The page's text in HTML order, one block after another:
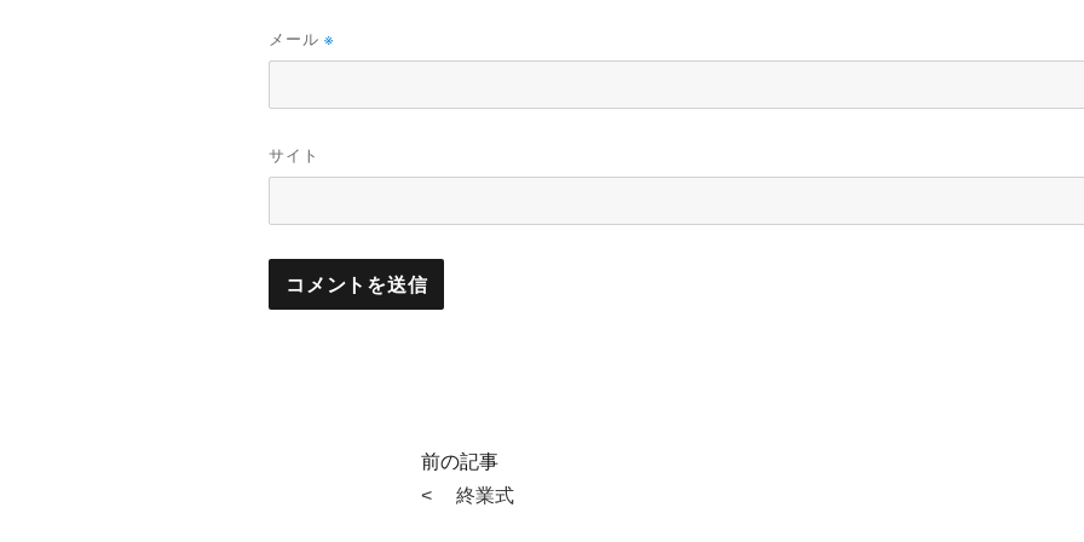
メール ※
サイト
終業式